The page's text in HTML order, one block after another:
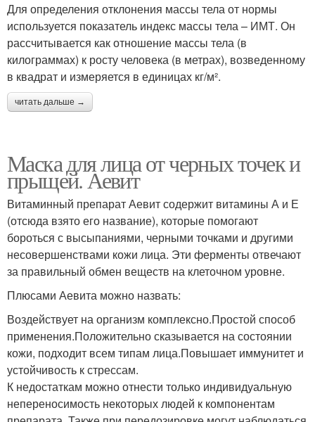
Для определения отклонения массы тела от нормы
используется показатель индекс массы тела – ИМТ. Он
рассчитывается как отношение массы тела (в
килограммах) к росту человека (в метрах), возведенному
в квадрат и измеряется в единицах кг/м².
читать дальше →
Маска для лица от черных точек и
прыщей. Аевит
Витаминный препарат Аевит содержит витамины А и Е
(отсюда взято его название), которые помогают
бороться с высыпаниями, черными точками и другими
несовершенствами кожи лица. Эти ферменты отвечают
за правильный обмен веществ на клеточном уровне.
Плюсами Аевита можно назвать:
Воздействует на организм комплексно.Простой способ
применения.Положительно сказывается на состоянии
кожи, подходит всем типам лица.Повышает иммунитет и
устойчивость к стрессам.
К недостаткам можно отнести только индивидуальную
непереносимость некоторых людей к компонентам